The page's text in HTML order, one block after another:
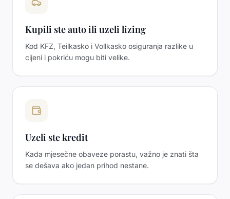
Kupili ste auto ili uzeli lizing
Kod KFZ, Teilkasko i Vollkasko osiguranja razlike u
cijeni i pokriću mogu biti velike.
Uzeli ste kredit
Kada mjesečne obaveze porastu, važno je znati šta
se dešava ako jedan prihod nestane.